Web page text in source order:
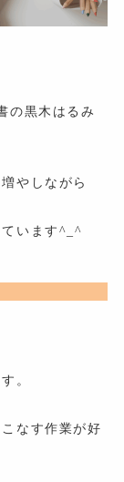
の黒木はるみ
やしながら
います^_^
。
なす作業が好